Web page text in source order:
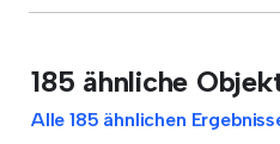
185 ähnliche
Alle 185 ähnlichen